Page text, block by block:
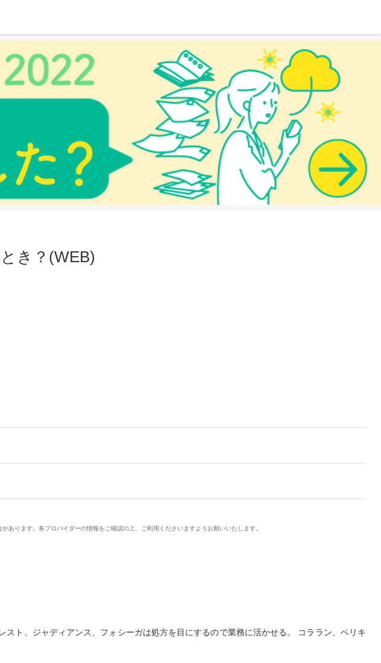
き？(WEB)
ります。各プロバイダーの情報をご確認の上、ご利用くださいますようお願いいたします。
ト、ジャディアンス、フォシーガは処方を目にするので業務に活かせる。 コララン、ベリキ